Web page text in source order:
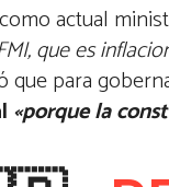
actual
que es
que para
«porque la